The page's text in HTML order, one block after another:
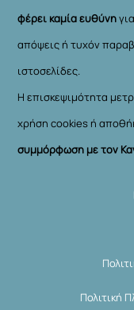
φέρει καμία ευθύνη
απόψεις ή τυχόν
ιστοσελίδες.
Η επισκεψιμότητα
χρήση cookies ή
συμμόρφωση με τον
Πολιτική